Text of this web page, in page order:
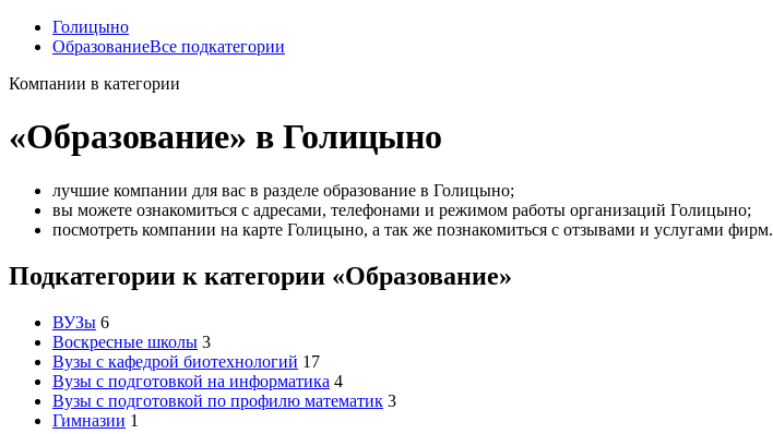
Голицыно
ОбразованиеВсе подкатегории
Компании в категории
«Образование» в Голицыно
лучшие компании для вас в разделе образование в Голицыно;
вы можете ознакомиться с адресами, телефонами и режимом работы организаций Голицыно;
посмотреть компании на карте Голицыно, а так же познакомиться с отзывами и услугами фирм.
Подкатегории к категории «Образование»
ВУЗы 6
Воскресные школы 3
Вузы с кафедрой биотехнологий 17
Вузы с подготовкой на информатика 4
Вузы с подготовкой по профилю математик 3
Гимназии 1